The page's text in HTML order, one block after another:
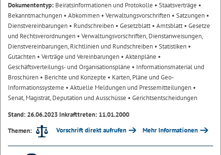
Dokumententyp: Beiratsinformationen und Protokolle • Staatsverträge •
Bekanntmachungen • Abkommen • Verwaltungsvorschriften • Satzungen •
Dienstvereinbarungen • Rundschreiben • Gesetzblatt• Amtsblatt• Gesetze
und Rechtsverordnungen • Verwaltungsvorschriften, Dienstanweisungen,
Dienstvereinbarungen, Richtlinien und Rundschreiben • Statistiken •
Gutachten • Verträge und Vereinbarungen • Aktenpläne •
Geschäftsverteilungs- und Organisationspläne • Informationsmaterial und
Broschüren • Berichte und Konzepte • Karten, Pläne und Geo-
Informationssysteme • Aktuelle Meldungen und Pressemitteilungen •
Senat, Magistrat, Deputation und Ausschüsse • Gerichtsentscheidungen
Stand: 26.06.2023 Inkrafttreten: 11.01.2000
Themen:
Vorschrift direkt aufrufen Mehr Informationen